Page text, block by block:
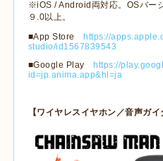
※iOS / Android両対応。OSバー
９.0以上。
■App Store
https://
studio/id1567839543
■Google Play
https://
id=jp.anima.app&hl=ja
【ワイヤレスイヤホン／音声ガ